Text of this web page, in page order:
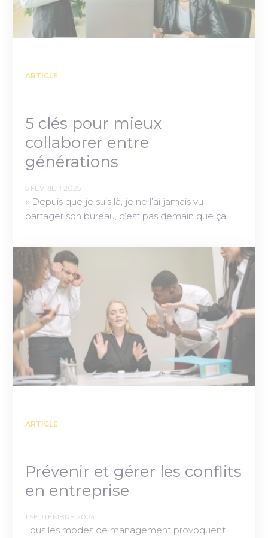
ARTICLE
5 clés pour mieux
collaborer entre
générations
5 FÉVRIER 2025
« Depuis que je suis là, je ne l’ai jamais vu
partager son bureau, c’est pas demain que ça…
ARTICLE
Prévenir et gérer les conflits
en entreprise
1 SEPTEMBRE 2024
Tous les modes de management provoquent